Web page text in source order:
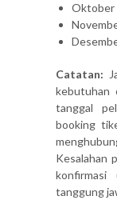
Oktober
Catatan:
kebutuhan
tanggal
booking
Kesalahan
konfirmasi
tanggung